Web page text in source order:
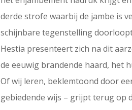
derde strofe waarbij de jambe is
schijnbare tegenstelling doorloopt
Hestia presenteert zich na dit
de eeuwig brandende haard, het
Of wij leren, beklemtoond door
gebiedende wijs – grijpt terug op